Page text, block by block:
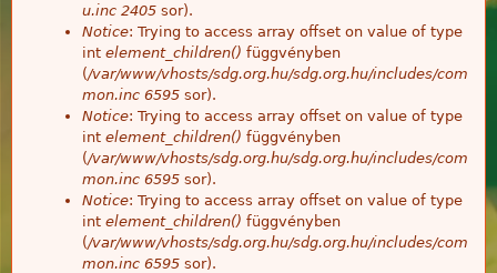
u.inc 2405 sor).
Notice: Trying to access array offset on value of type
int element_children() függvényben
(/var/www/vhosts/sdg.org.hu/sdg.org.hu/includes/com
mon.inc 6595 sor).
Notice: Trying to access array offset on value of type
int element_children() függvényben
(/var/www/vhosts/sdg.org.hu/sdg.org.hu/includes/com
mon.inc 6595 sor).
Notice: Trying to access array offset on value of type
int element_children() függvényben
(/var/www/vhosts/sdg.org.hu/sdg.org.hu/includes/com
mon.inc 6595 sor).